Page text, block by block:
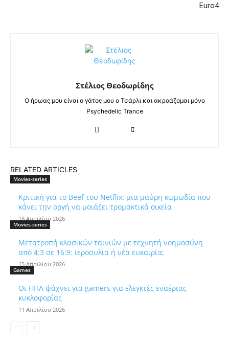
Euro4
Στέλιος Θεοδωρίδης
Ο ήρωας μου είναι ο γάτος μου ο Τσάρλι και ακροάζομαι μόνο
Psychedelic Trance
RELATED ARTICLES
Movies-series
Κριτική για το Beef του Netflix: μια μαύρη κωμωδία που
κάνει την οργή να μοιάζει τρομακτικά οικεία
18 Απριλίου 2026
Movies-series
Μετατροπή κλασικών ταινιών με τεχνητή νοημοσύνη
από 4:3 σε 16:9: ιεροσυλία ή νέα ευκαιρία;
15 Απριλίου 2026
Games
Οι ΗΠΑ ψάχνει για gamers για ελεγκτές εναέριας
κυκλοφορίας
11 Απριλίου 2026